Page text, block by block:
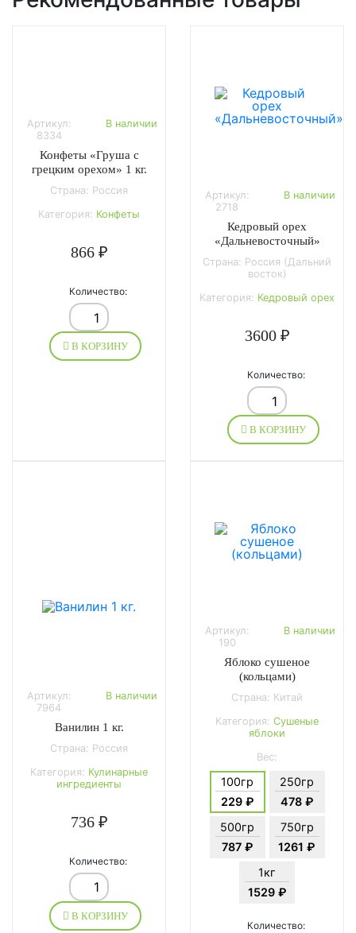
Артикул:
8334
В наличии
Конфеты «Груша с
грецким орехом» 1 кг.
Страна: Россия
Категория: Конфеты
866 ₽
Количество:
В КОРЗИНУ
Артикул:
2718
В наличии
Кедровый орех
«Дальневосточный»
Страна: Россия (Дальний
восток)
Категория: Кедровый орех
3600 ₽
Количество:
В КОРЗИНУ
Артикул:
7964
В наличии
Ванилин 1 кг.
Страна: Россия
Категория: Кулинарные
ингредиенты
736 ₽
Количество:
В КОРЗИНУ
Артикул:
190
В наличии
Яблоко сушеное
(кольцами)
Страна: Китай
Категория: Сушеные
яблоки
Вес:
100гр
229 ₽
250гр
478 ₽
500гр
787 ₽
750гр
1261 ₽
1кг
1529 ₽
Количество: